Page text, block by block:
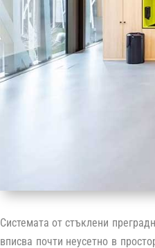
Системата от стъклени
вписва почти неусетно в